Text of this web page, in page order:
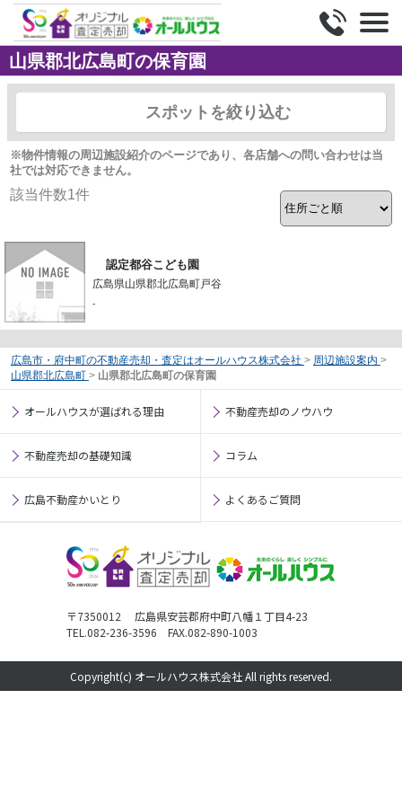
山県郡北広島町の保育園
スポットを絞り込む
※物件情報の周辺施設紹介のページであり、各店舗への問い合わせは当
社では対応できません。
該当件数1件
認定都谷こども園
広島県山県郡北広島町戸谷
-
広島市・府中町の不動産売却・査定はオールハウス株式会社 > 周辺施設案内 >
山県郡北広島町 > 山県郡北広島町の保育園
オールハウスが選ばれる理由 不動産売却のノウハウ
不動産売却の基礎知識 コラム
広島不動産かいとり よくあるご質問
〒7350012 広島県安芸郡府中町八幡１丁目4-23
TEL.082-236-3596 FAX.082-890-1003
Copyright(c) オールハウス株式会社 All rights reserved.